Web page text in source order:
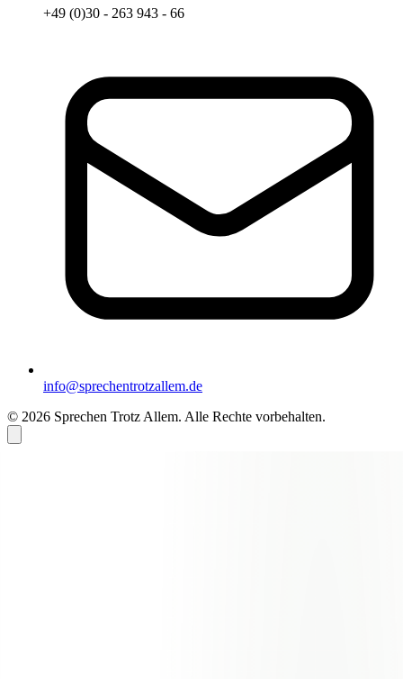
+49 (0)30 - 263 943 - 66
info@sprechentrotzallem.de
© 2026 Sprechen Trotz Allem. Alle Rechte vorbehalten.